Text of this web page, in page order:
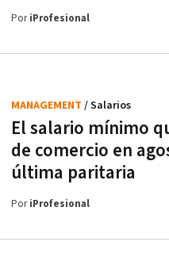
PoriProfesional
El salario mínimo
de comercio en
última paritaria
MANAGEMENT / Salarios
PoriProfesional